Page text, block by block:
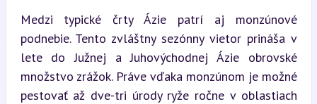
Medzi typické črty Ázie patrí aj monzúnové
podnebie. Tento zvláštny sezónny vietor prináša v
lete do Južnej a Juhovýchodnej Ázie obrovské
množstvo zrážok. Práve vďaka monzúnom je možné
pestovať až dve-tri úrody ryže ročne v oblastiach